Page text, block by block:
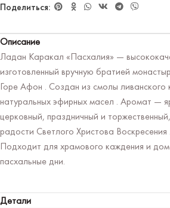
Поделиться:
Описание
Ладан Каракал «Пасхалия» —
изготовленный вручную братией
Горе Афон . Создан из смолы
натуральных эфирных масел . Аромат —
церковный, праздничный и
радости Светлого Христова
Подходит для храмового каждения и
пасхальные дни.
Детали